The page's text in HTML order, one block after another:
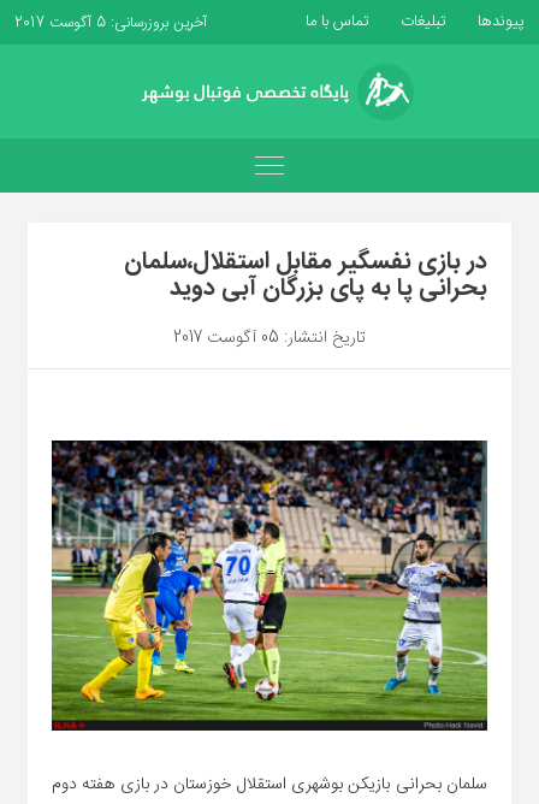
پیوندها تبلیغات تماس با ما آخرین بروزرسانی: 5 آگوست 2017
در بازی نفسگیر مقابل استقلال،سلمان
بحرانی پا به پای بزرگان آبی دوید
تاریخ انتشار: 05 آگوست 2017
سلمان بحرانی بازیکن بوشهری استقلال خوزستان در بازی هفته دوم